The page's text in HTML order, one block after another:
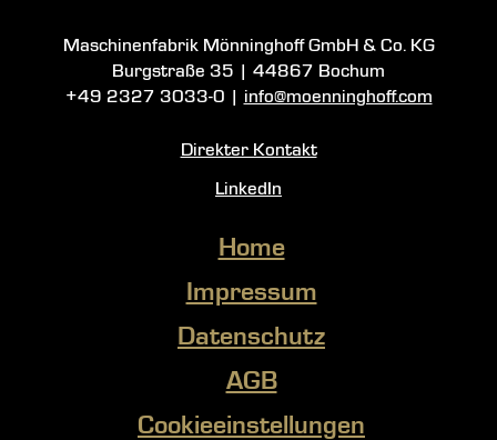
Maschinenfabrik Mönninghoff GmbH & Co. KG
Burgstraße 35
44867 Bochum
+49 2327 3033-0
info@moenninghoff.com
Direkter Kontakt
LinkedIn
Home
Impressum
Datenschutz
AGB
Cookieeinstellungen